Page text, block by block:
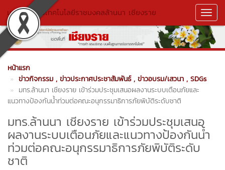
มหาวิทยาลัยเทคโนโลยีราชมงคลล้านนา เชียงราย
หน้าแรก
ข่าวกิจกรรม , ข่าวประกาศประชาสัมพันธ์ , ข่าวอบรม/เสวนา , SDGs
มทร.ล้านนา เชียงราย เข้าร่วมประชุมเสนอผลงานระบบเตือนภัยและ
แนวทางป้องกันน้ำท่วมต่อคณะอนุกรรมาธิการภัยพิบัติระดับชาติ
มทร.ล้านนา เชียงราย เข้าร่วมประชุมเสนอ
ผลงานระบบเตือนภัยและแนวทางป้องกันน้ำ
ท่วมต่อคณะอนุกรรมาธิการภัยพิบัติระดับ
ชาติ